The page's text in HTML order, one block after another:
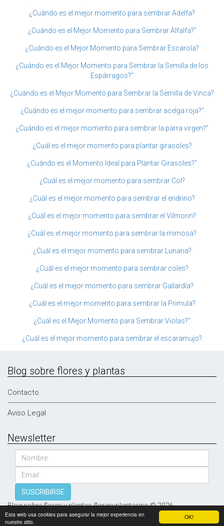
OK!
Esta web usa cookies para asegurar la mejor experiencia en
nuestro sitio.
¿Cuándo es el mejor momento para sembrar Adelfa?
¿Cuándo es el Mejor Momento para Sembrar Alfalfa?”
¿Cuándo es el Mejor Momento para Sembrar Escarola?
¿Cuándo es el Mejor Momento para Sembrar la Semilla de los
Espárragos?”
¿Cuándo es el Mejor Momento para Sembrar la Semilla de Vinca?
¿Cuándo es el mejor momento para sembrar acelga roja?”
¿Cuándo es el mejor momento para sembrar la parra virgen?”
¿Cuál es el mejor momento para plantar girasoles?
¿Cuándo es el Momento Ideal para Plantar Girasoles?”
¿Cuál es el mejor momento para sembrar Col?
¿Cuál es el mejor momento para sembrar el endrino?
¿Cuál es el mejor momento para sembrar el Vilmorin?
¿Cuál es el mejor momento para sembrar la mimosa?
¿Cuál es el mejor momento para sembrar Lunaria?
¿Cuál es el mejor momento para sembrar coles?
¿Cuál es el mejor momento para sembrar Gallardía?
¿Cuál es el mejor momento para sembrar la Primula?
¿Cuál es el Mejor Momento para Sembrar Violas?”
¿Cuál es el mejor momento para sembrar el escaramujo?
Blog sobre flores y plantas
Contacto
Aviso Legal
Newsletter
Nombre
Email
SUSCRIBIRSE
Blog sobre flores y plantas floresyplantasiris © 2026